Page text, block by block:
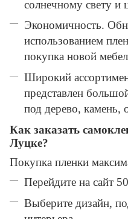
солнечному свету и
Экономичность.
использованием
покупка новой
Широкий
представлен
под дерево, камень,
Как заказать
Луцке?
Покупка пленки
Перейдите на сайт
Выберите дизайн,